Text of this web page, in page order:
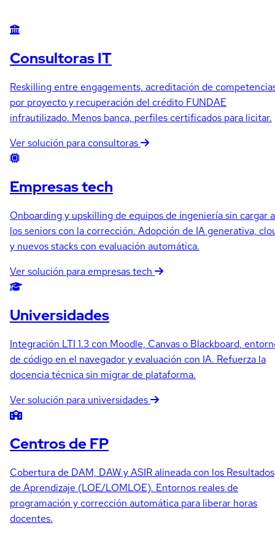
Consultoras IT
Reskilling entre engagements, acreditación de
por proyecto y recuperación del crédito FUNDAE
infrautilizado. Menos banca, perfiles certificados para licitar.
Ver solución para consultoras
Empresas tech
Onboarding y upskilling de equipos de ingeniería sin cargar a
los seniors con la corrección. Adopción de IA generativa,
y nuevos stacks con evaluación automática.
Ver solución para empresas tech
Universidades
Integración LTI 1.3 con Moodle, Canvas o Blackboard,
de código en el navegador y evaluación con IA. Refuerza la
docencia técnica sin migrar de plataforma.
Ver solución para universidades
Centros de FP
Cobertura de DAM, DAW y ASIR alineada con los Resultados
de Aprendizaje (LOE/LOMLOE). Entornos reales de
programación y corrección automática para liberar horas
docentes.